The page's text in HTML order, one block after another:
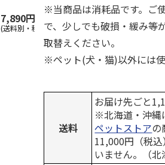
7,890円
(送料別・税込)
1,550円
(送料別・税込) (
※当商品は消耗品です。ご
で、少しでも破損・緩み等
取替えください。
※ペット(犬・猫)以外には
送料
お届け先ごと
※北海道・沖縄
ペットストアの
11,000円（税
いません。（北